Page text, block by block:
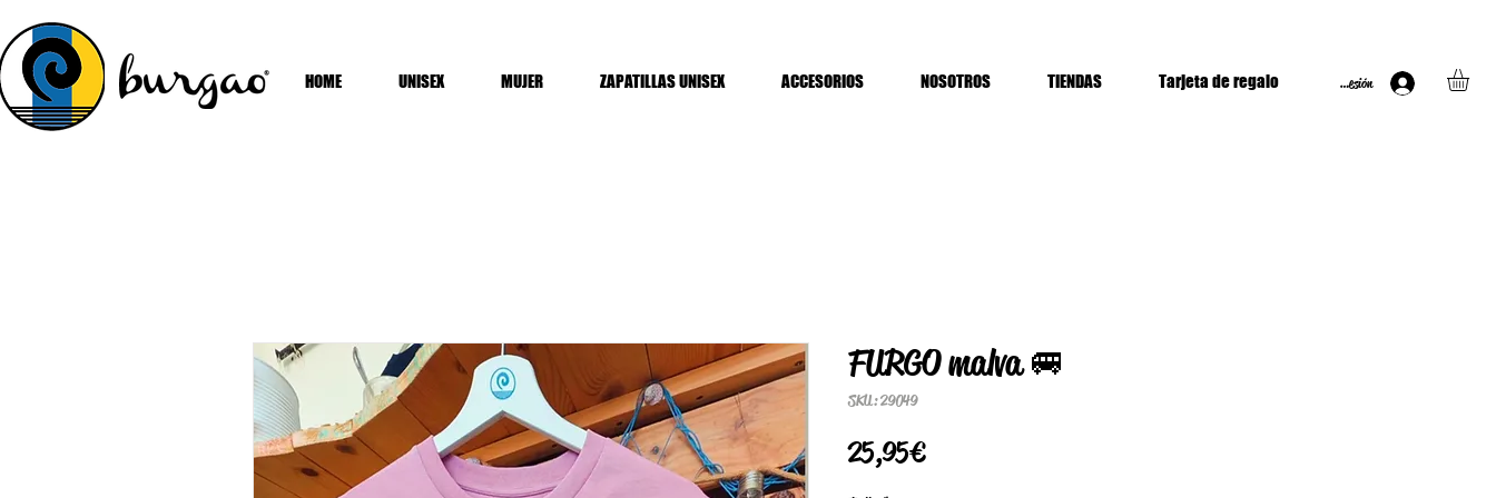
HOME UNISEX MUJER ZAPATILLAS UNISEX ACCESORIOS NOSOTROS TIENDAS Tarjeta de regalo Iniciar Sesión
FURGO malva 🚐
SKU: 29049
25,95 €Precio